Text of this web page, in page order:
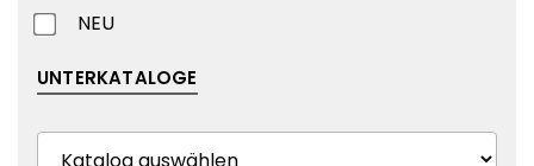
NEU
UNTERKATALOGE